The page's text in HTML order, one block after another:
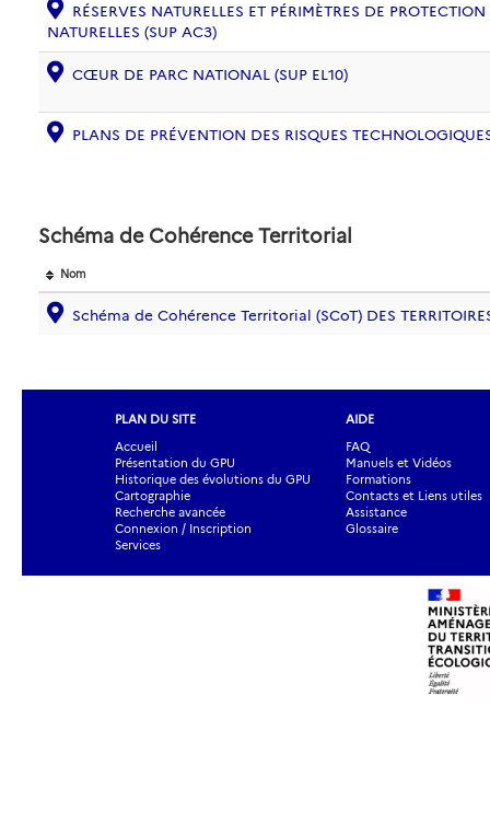
RÉSERVES NATURELLES ET PÉRIMÈTRES DE
NATURELLES (SUP AC3)
CŒUR DE PARC NATIONAL (SUP EL10)
PLANS DE PRÉVENTION DES RISQUES
Schéma de Cohérence Territorial
Nom
Schéma de Cohérence Territorial (SCoT) DES
PLAN DU SITE
Accueil
Présentation du GPU
Historique des évolutions du GPU
Cartographie
Recherche avancée
Connexion / Inscription
Services
AIDE
FAQ
Manuels et Vidéos
Formations
Contacts et Liens utiles
Assistance
Glossaire